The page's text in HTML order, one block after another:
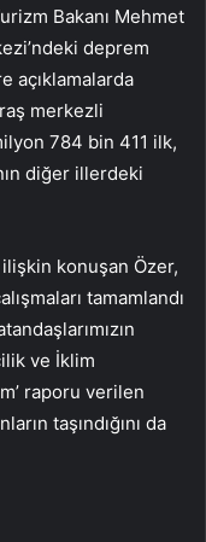
Bakanı Mehmet
deprem
açıklamalarda
merkezli
784 bin 411 ilk,
diğer illerdeki
ilişkin konuşan Özer,
tamamlandı
ve İklim
raporu verilen
taşındığını da